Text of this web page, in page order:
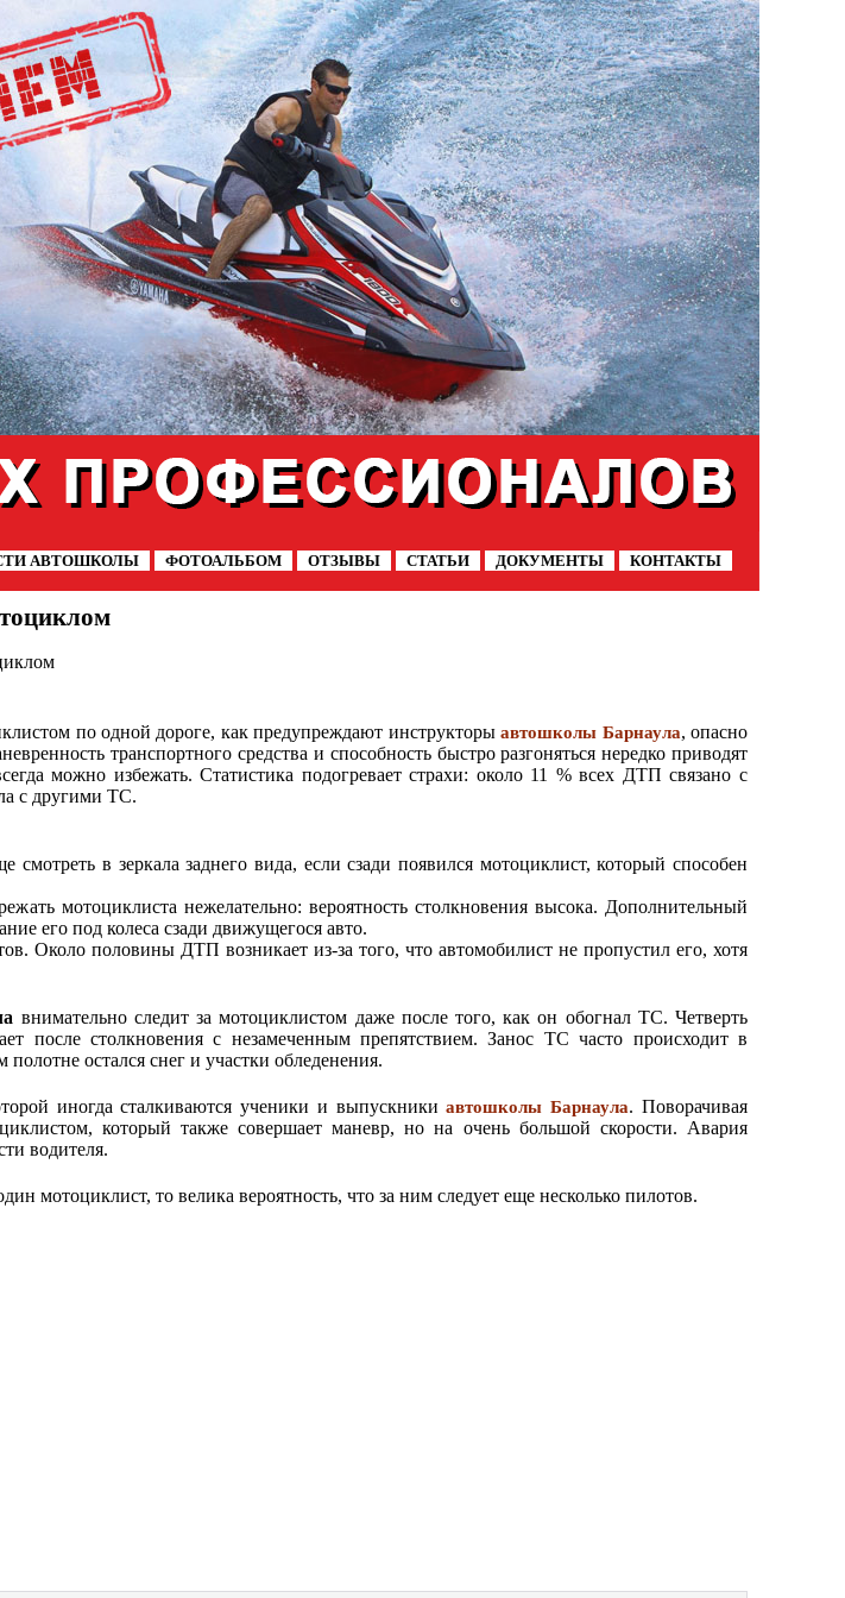
АВТОШКОЛЫ ФОТОАЛЬБОМ ОТЗЫВЫ СТАТЬИ ДОКУМЕНТЫ КОНТАКТЫ
по одной дороге, как предупреждают инструкторыавтошколы Барнаула, опасно
транспортного средства и способность быстро разгоняться нередко приводят
можно избежать. Статистика подогревает страхи: около 11 % всех ДТП связано с
с другими ТС.
в зеркала заднего вида, если сзади появился мотоциклист, который способен
мотоциклиста нежелательно: вероятность столкновения высока. Дополнительный
его под колеса сзади движущегося авто.
Около половины ДТП возникает из-за того, что автомобилист не пропустил его, хотя
внимательно следит за мотоциклистом даже после того, как он обогнал ТС. Четверть
после столкновения с незамеченным препятствием. Занос ТС часто происходит в
остался снег и участки обледенения.
иногда сталкиваются ученики и выпускникиавтошколы Барнаула. Поворачивая
который также совершает маневр, но на очень большой скорости. Авария
водителя.
мотоциклист, то велика вероятность, что за ним следует еще несколько пилотов.